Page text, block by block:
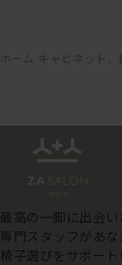
ホーム キャビネット、
最高の一脚に出会
専門スタッフがあ
椅子選びをサポート